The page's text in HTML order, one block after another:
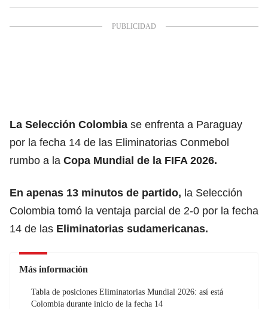
La Selección Colombia se enfrenta a Paraguay
por la fecha 14 de las Eliminatorias Conmebol
rumbo a la Copa Mundial de la FIFA 2026.
En apenas 13 minutos de partido, la Selección
Colombia tomó la ventaja parcial de 2-0 por la fecha
14 de las Eliminatorias sudamericanas.
Más información
Tabla de posiciones Eliminatorias Mundial 2026: así está
Colombia durante inicio de la fecha 14